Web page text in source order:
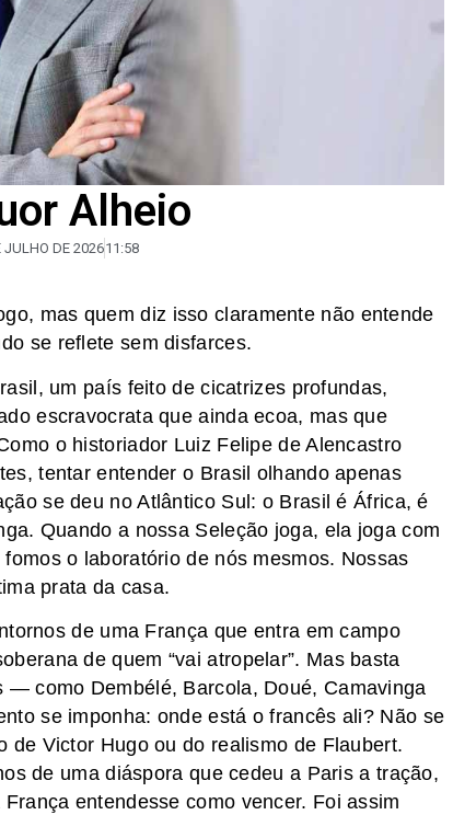
Alheio
JULHO DE 202611:58
mas quem diz isso claramente não entende
se reflete sem disfarces.
um país feito de cicatrizes profundas,
escravocrata que ainda ecoa, mas que
o historiador Luiz Felipe de Alencastro
tentar entender o Brasil olhando apenas
se deu no Atlântico Sul: o Brasil é África, é
Quando a nossa Seleção joga, ela joga com
o laboratório de nós mesmos. Nossas
prata da casa.
de uma França que entra em campo
de quem “vai atropelar”. Mas basta
como Dembélé, Barcola, Doué, Camavinga
se imponha: onde está o francês ali? Não se
de Victor Hugo ou do realismo de Flaubert.
de uma diáspora que cedeu a Paris a tração,
entendesse como vencer. Foi assim